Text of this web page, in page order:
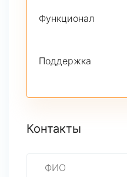
Функционал
Поддержка
Контакты